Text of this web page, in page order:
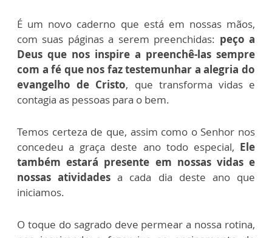
É um novo caderno que está em nossas mãos,
com suas páginas a serem preenchidas: peço a
Deus que nos inspire a preenchê-las sempre
com a fé que nos faz testemunhar a alegria do
evangelho de Cristo, que transforma vidas e
contagia as pessoas para o bem.
Temos certeza de que, assim como o Senhor nos
concedeu a graça deste ano todo especial, Ele
também estará presente em nossas vidas e
nossas atividades a cada dia deste ano que
iniciamos.
O toque do sagrado deve permear a nossa rotina,